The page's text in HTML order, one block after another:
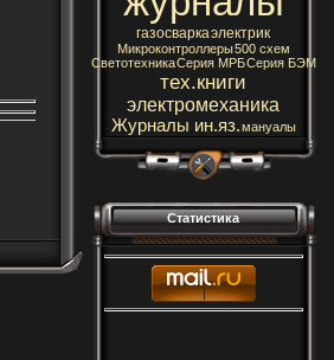
газосваркаэлектрик
Микроконтроллеры500 схем
СветотехникаСерия МРБСерия БЭМ
тех.книги
электромеханика
Журналы ин.яз.мануалы
Статистика